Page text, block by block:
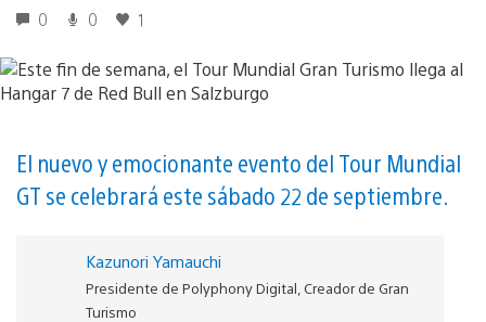
0 0 1
El nuevo y emocionante evento del Tour Mundial
GT se celebrará este sábado 22 de septiembre.
Kazunori Yamauchi
Presidente de Polyphony Digital, Creador de Gran
Turismo